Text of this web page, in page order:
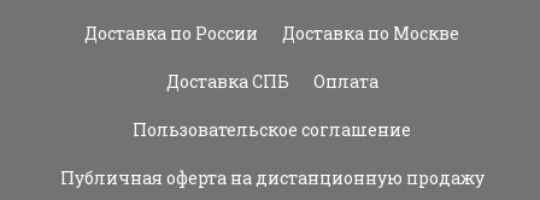
Доставка по России Доставка по Москве
Доставка СПБ Оплата
Пользовательское соглашение
Публичная оферта на дистанционную продажу